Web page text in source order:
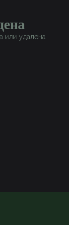
или удалена